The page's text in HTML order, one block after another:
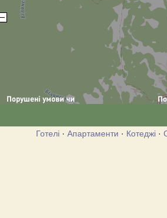
Готелі· Апартаменти · Котеджі·